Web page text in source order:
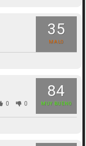
35
MALO
84
MUY BUENO
0 0